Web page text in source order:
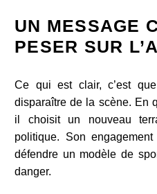
UN MESSAGE
PESER SUR
Ce qui est clair, c’est
disparaître de la scène. En
il choisit un nouveau
politique. Son
défendre un modèle de
danger.